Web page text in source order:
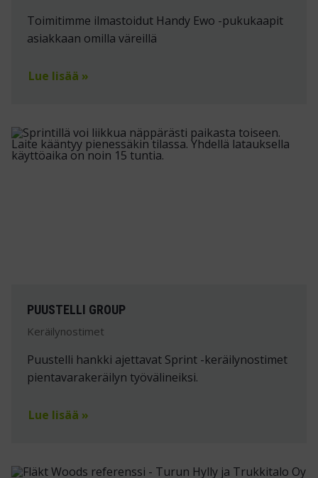
Toimitimme ilmastoidut Handy Ewo -pukukaapit
asiakkaan omilla väreillä
Lue lisää »
PUUSTELLI GROUP
Keräilynostimet
Puustelli hankki ajettavat Sprint -keräilynostimet
pientavarakeräilyn työvälineiksi.
Lue lisää »